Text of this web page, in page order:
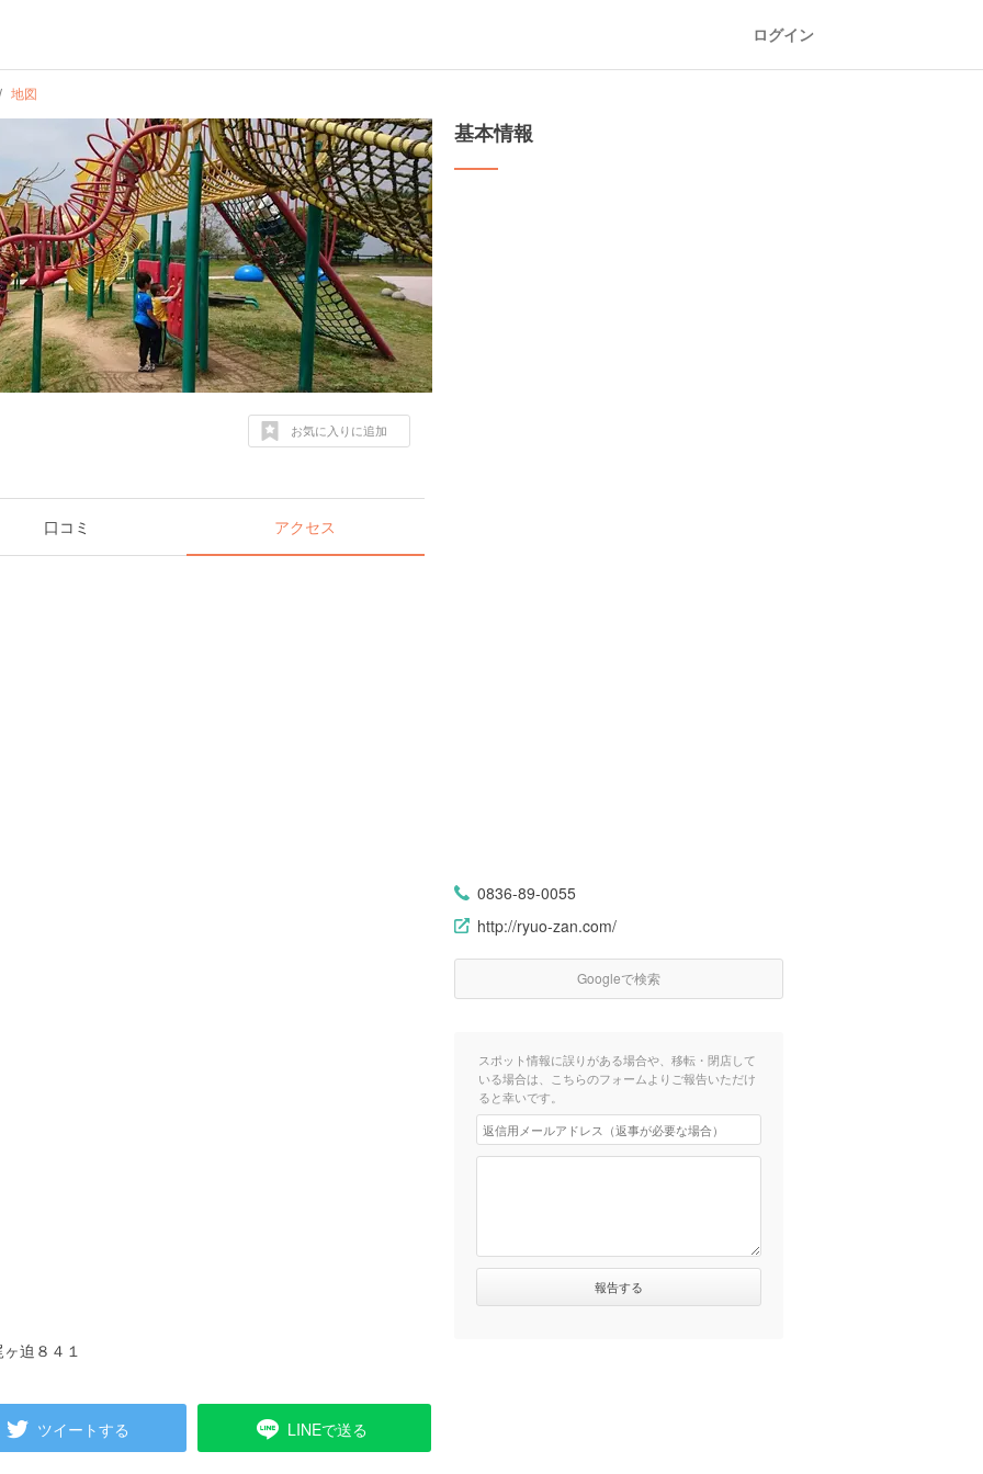
ログイン
地図
お気に入りに追加
口コミ アクセス
迫８４１
ツイートする LINEで送る
基本情報
0836-89-0055
http://ryuo-zan.com/
Googleで検索
スポット情報に誤りがある場合や、移転・閉店して
いる場合は、こちらのフォームよりご報告いただけ
ると幸いです。